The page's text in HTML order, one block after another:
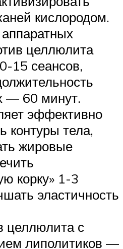
кислородом.
целлюлита
15 сеансов,
― 60 минут.
эффективно
контуры тела,
жировые
корку» 1-3
эластичность
целлюлита с
липолитиков ―